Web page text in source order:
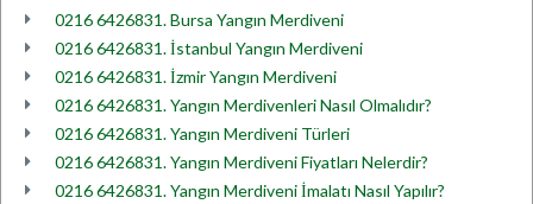
0216 6426831. Bursa Yangın Merdiveni
0216 6426831. İstanbul Yangın Merdiveni
0216 6426831. İzmir Yangın Merdiveni
0216 6426831. Yangın Merdivenleri Nasıl Olmalıdır?
0216 6426831. Yangın Merdiveni Türleri
0216 6426831. Yangın Merdiveni Fiyatları Nelerdir?
0216 6426831. Yangın Merdiveni İmalatı Nasıl Yapılır?